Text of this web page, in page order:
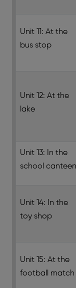
Unit 11: At the
bus stop
Unit 12: At the
lake
Unit 13: In the
school canteen
Unit 14: In the
toy shop
Unit 15: At the
football match